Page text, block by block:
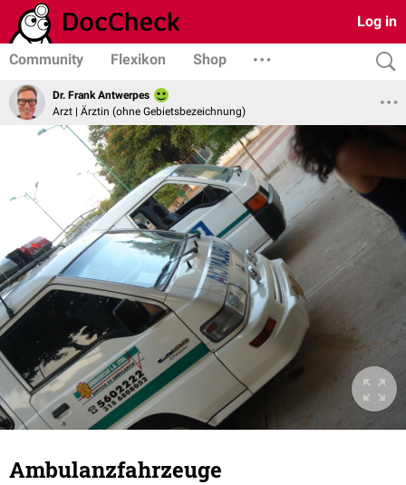
Log in
Community Flexikon Shop
Dr. Frank Antwerpes
Arzt | Ärztin (ohne Gebietsbezeichnung)
Ambulanzfahrzeuge